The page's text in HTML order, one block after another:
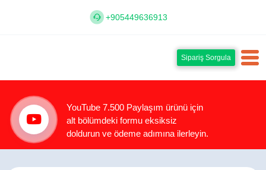
+905449636913
Sipariş Sorgula
YouTube 7.500 Paylaşım ürünü için
alt bölümdeki formu eksiksiz
doldurun ve ödeme adımına ilerleyin.